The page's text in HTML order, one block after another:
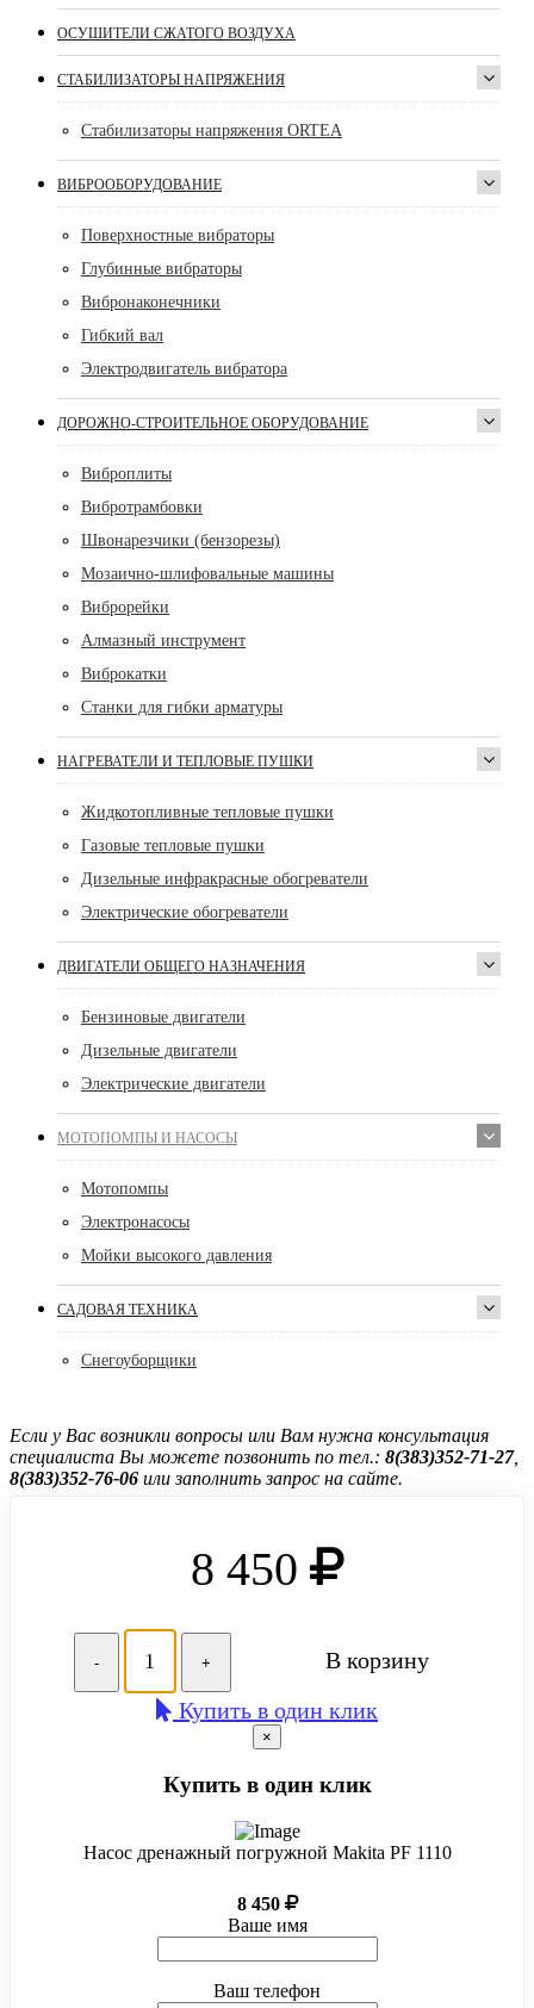
ОСУШИТЕЛИ СЖАТОГО ВОЗДУХА
CТАБИЛИЗАТОРЫ НАПРЯЖЕНИЯ
Стабилизаторы напряжения ORTEA
ВИБРООБОРУДОВАНИЕ
Поверхностные вибраторы
Глубинные вибраторы
Вибронаконечники
Гибкий вал
Электродвигатель вибратора
ДОРОЖНО-СТРОИТЕЛЬНОЕ ОБОРУДОВАНИЕ
Виброплиты
Вибротрамбовки
Швонарезчики (бензорезы)
Мозаично-шлифовальные машины
Виброрейки
Алмазный инструмент
Виброкатки
Станки для гибки арматуры
НАГРЕВАТЕЛИ И ТЕПЛОВЫЕ ПУШКИ
Жидкотопливные тепловые пушки
Газовые тепловые пушки
Дизельные инфракрасные обогреватели
Электрические обогреватели
ДВИГАТЕЛИ ОБЩЕГО НАЗНАЧЕНИЯ
Бензиновые двигатели
Дизельные двигатели
Электрические двигатели
МОТОПОМПЫ И НАСОСЫ
Мотопомпы
Электронасосы
Мойки высокого давления
САДОВАЯ ТЕХНИКА
Снегоуборщики
Если у Вас возникли вопросы или Вам нужна консультация
специалиста Вы можете позвонить по тел.: 8(383)352-71-27,
8(383)352-76-06 или заполнить запрос на сайте.
8 450
- +
В корзину
Купить в один клик
×
Купить в один клик
Насос дренажный погружной Makita PF 1110
8 450
Ваше имя
Ваш телефон